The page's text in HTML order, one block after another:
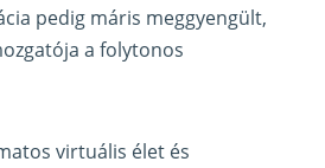
pedig máris meggyengült,
a folytonos
virtuális élet és